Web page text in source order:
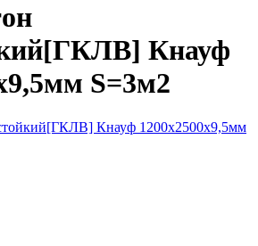
Кнауф
S=3м2